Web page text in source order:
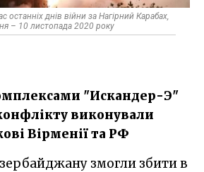
останніх днів війни за Нагірний Карабах,
– 10 листопада 2020 року
"Искандер-Э"
виконували
Вірменії та РФ